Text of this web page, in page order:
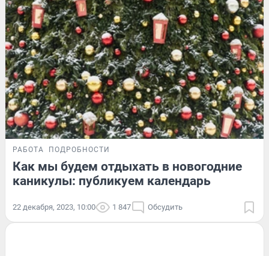
РАБОТА ПОДРОБНОСТИ
Как мы будем отдыхать в новогодние
каникулы: публикуем календарь
22 декабря, 2023, 10:00 1 847 Обсудить